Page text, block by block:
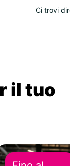
Ci trovi
il tuo